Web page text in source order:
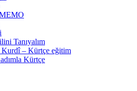
Tanıyalım
Kurdî – Kürtçe eğitim
Kürtçe